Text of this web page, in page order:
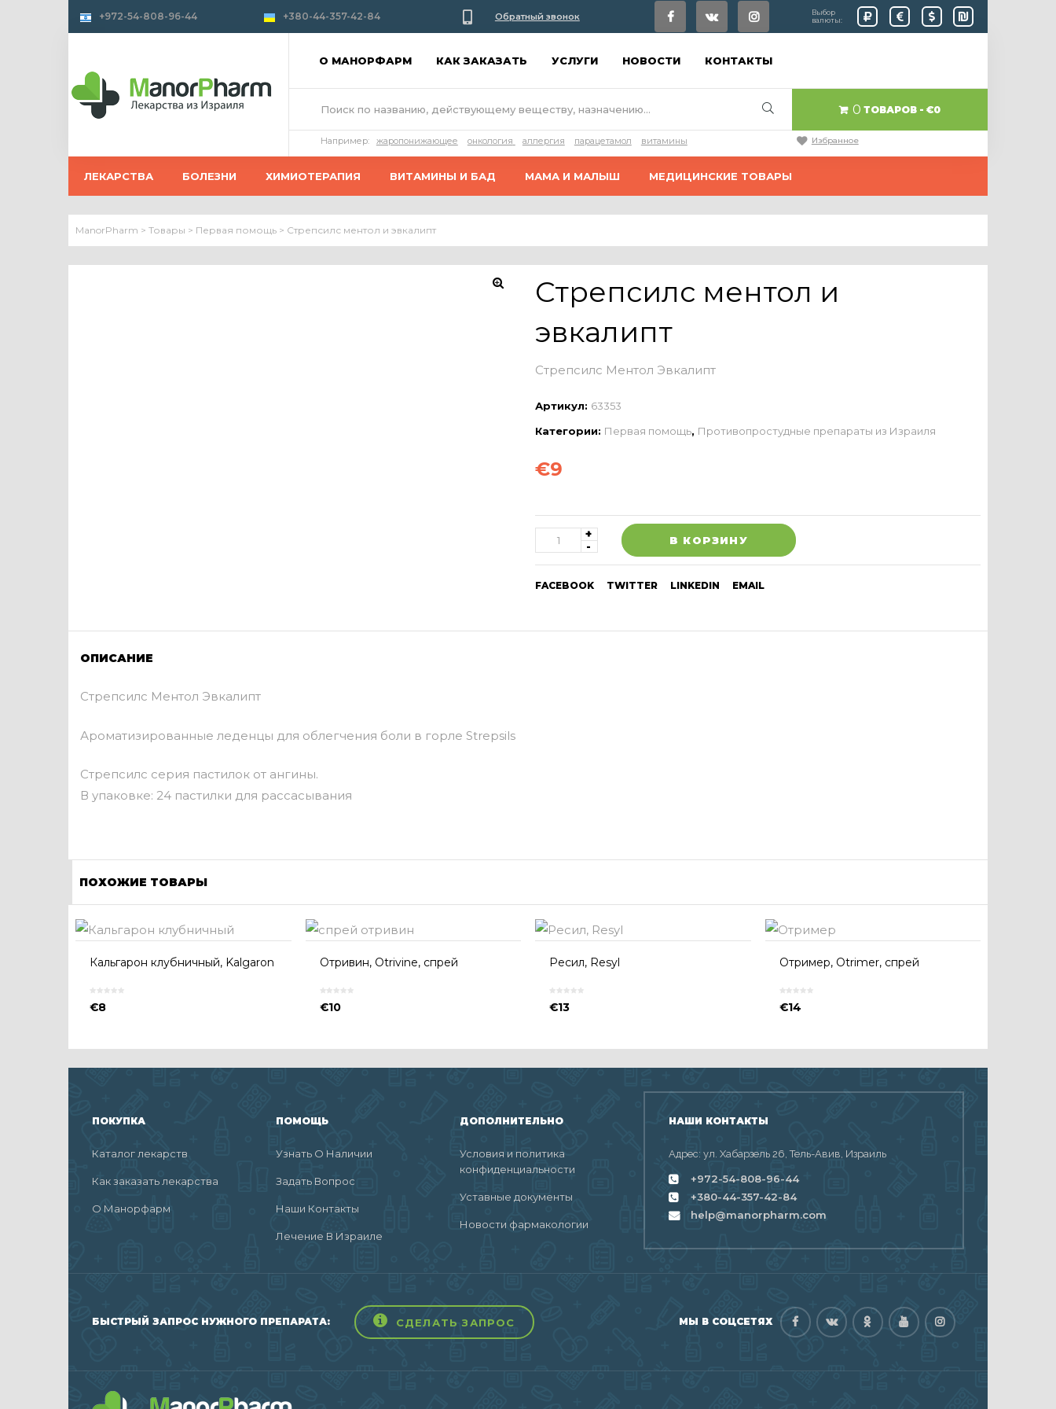
+972-54-808-96-44 +380-44-357-42-84 Обратный звонок
Выбор
валюты:
О МАНОРФАРМ КАК ЗАКАЗАТЬ УСЛУГИ НОВОСТИ КОНТАКТЫ
0 ТОВАРОВ €0
Например: жаропонижающее онкология аллергия парацетамол витамины Избранное
ЛЕКАРСТВА БОЛЕЗНИ ХИМИОТЕРАПИЯ ВИТАМИНЫ И БАД МАМА И МАЛЫШ МЕДИЦИНСКИЕ ТОВАРЫ
ManorPharm > Товары > Первая помощь > Стрепсилс ментол и эвкалипт
Стрепсилс ментол и
эвкалипт
Стрепсилс Ментол Эвкалипт
Артикул: 63353
Категории: Первая помощь, Противопростудные препараты из Израиля
€9
В КОРЗИНУ
FACEBOOK TWITTER LINKEDIN EMAIL
ОПИСАНИЕ
Стрепсилс Ментол Эвкалипт
Ароматизированные леденцы для облегчения боли в горле Strepsils
Стрепсилс серия пастилок от ангины.
В упаковке: 24 пастилки для рассасывания
ПОХОЖИЕ ТОВАРЫ
Кальгарон клубничный, Kalgaron
€8
Отривин, Otrivine, спрей
€10
Ресил, Resyl
€13
Отример, Otrimer, спрей
€14
ПОКУПКА
Каталог лекарств
Как заказать лекарства
О Манорфарм
ПОМОЩЬ
Узнать О Наличии
Задать Вопрос
Наши Контакты
Лечение В Израиле
ДОПОЛНИТЕЛЬНО
Условия и политика
конфиденциальности
Уставные документы
Новости фармакологии
НАШИ КОНТАКТЫ
Адрес: ул. Хабарзель 26, Тель-Авив, Израиль
+972-54-808-96-44
+380-44-357-42-84
help@manorpharm.com
БЫСТРЫЙ ЗАПРОС НУЖНОГО ПРЕПАРАТА: СДЕЛАТЬ ЗАПРОС МЫ В СОЦСЕТЯХ